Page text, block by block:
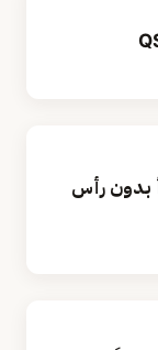
تبدأ بدون رأس